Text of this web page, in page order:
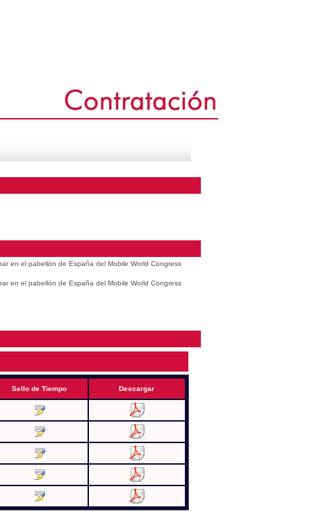
en el pabellón de España del Mobile World Congress
en el pabellón de España del Mobile World Congress
Sello de Tiempo Descargar